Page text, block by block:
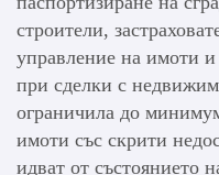
строители,
управление на имоти
при сделки с
ограничила до
имоти със скрити
идват от състоянието